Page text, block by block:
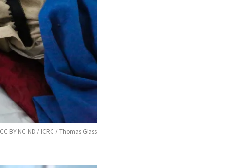
CC BY-NC-ND / ICRC / Thomas Glass